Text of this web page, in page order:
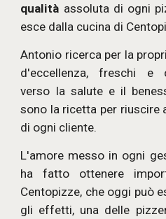
qualità assoluta di ogni
esce dalla cucina di
Antonio ricerca per la
d'eccellenza, freschi e
verso la salute e il
sono la ricetta per riuscire
di ogni cliente.
L'amore messo in ogni
ha fatto ottenere
Centopizze, che oggi può
gli effetti, una delle